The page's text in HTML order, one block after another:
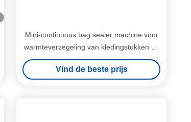
Mini-continuous bag sealer machine voor
warmteverzegeling van kledingstukken en
automatische bandverzegeling
Vind de beste prijs